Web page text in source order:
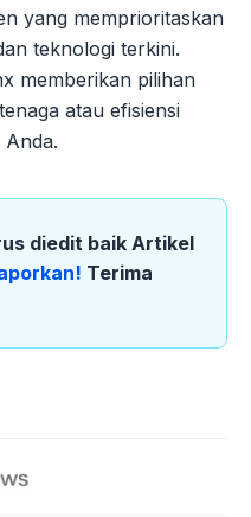
yang memprioritaskan
teknologi terkini.
memberikan pilihan
atau efisiensi
Anda.
diedit baik Artikel
Terima